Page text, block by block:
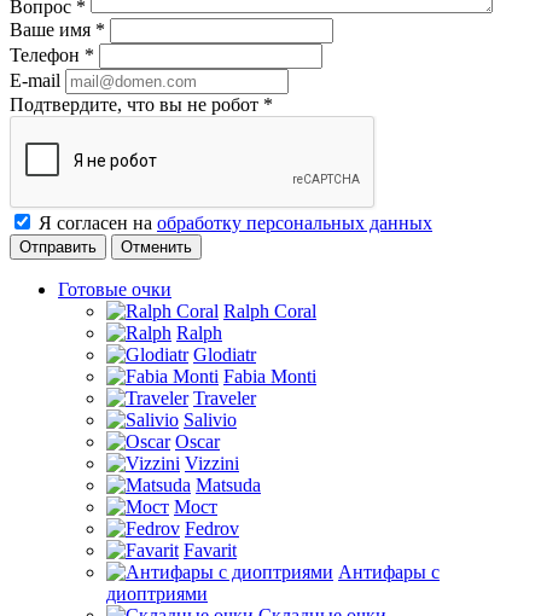
Вопрос *
Ваше имя *
Телефон *
E-mail
Подтвердите, что вы не робот *
Я согласен на обработку персональных данных
Отменить
Готовые очки
Ralph Coral
Ralph
Glodiatr
Fabia Monti
Traveler
Salivio
Oscar
Vizzini
Matsuda
Мост
Fedrov
Favarit
Антифары с
диоптриями